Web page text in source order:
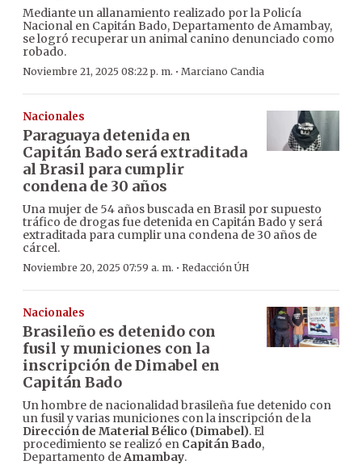
Mediante un allanamiento realizado por la Policía
Nacional en Capitán Bado, Departamento de Amambay,
se logró recuperar un animal canino denunciado como
robado.
Noviembre 21, 2025 08:22 p. m. · Marciano Candia
Nacionales
Paraguaya detenida en
Capitán Bado será extraditada
al Brasil para cumplir
condena de 30 años
Una mujer de 54 años buscada en Brasil por supuesto
tráfico de drogas fue detenida en Capitán Bado y será
extraditada para cumplir una condena de 30 años de
cárcel.
Noviembre 20, 2025 07:59 a. m. · Redacción ÚH
Nacionales
Brasileño es detenido con
fusil y municiones con la
inscripción de Dimabel en
Capitán Bado
Un hombre de nacionalidad brasileña fue detenido con
un fusil y varias municiones con la inscripción de la
Dirección de Material Bélico (Dimabel). El
procedimiento se realizó en Capitán Bado,
Departamento deAmambay.